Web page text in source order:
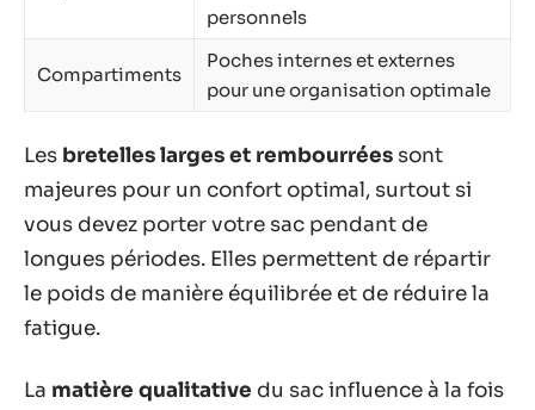
personnels
Compartiments
Poches internes et externes
pour une organisation optimale
Les bretelles larges et rembourrées sont
majeures pour un confort optimal, surtout si
vous devez porter votre sac pendant de
longues périodes. Elles permettent de répartir
le poids de manière équilibrée et de réduire la
fatigue.
La matière qualitative du sac influence à la fois